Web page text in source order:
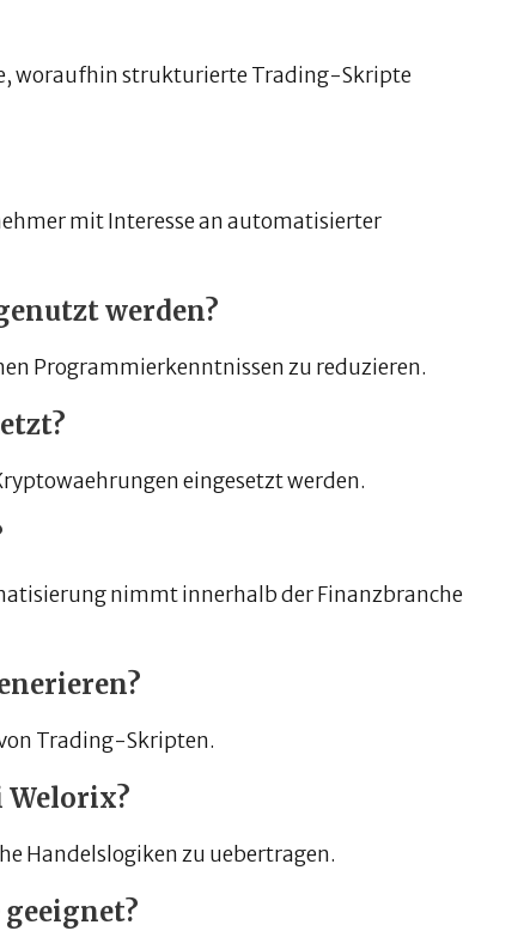
woraufhin strukturierte Trading-Skripte
mit Interesse an automatisierter
werden?
Programmierkenntnissen zu reduzieren.
eingesetzt werden.
nimmt innerhalb der Finanzbranche
Trading-Skripten.
Welorix?
Handelslogiken zu uebertragen.